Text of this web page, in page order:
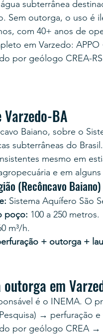
subterrânea
Sem outorga, o uso é
com 40+ anos de
em Varzedo:
por geólogo CREA-
BA
Baiano, sobre o
subterrâneas do
mesmo em
e em
(Recôncavo Baiano)
Sistema Aquífero São
poço: 100 a 250 metros.
m³/h.
+ outorga +
em
é o INEMA. O
→ perfuração
por geólogo CREA →